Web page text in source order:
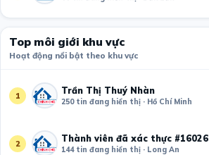
Top môi giới khu vực
Hoạt động nổi bật theo khu vực
1 Trần Thị Thuý Nhàn
250 tin đang hiển thị · Hồ Chí Minh
2 Thành viên đã xác thực #16026
144 tin đang hiển thị · Long An